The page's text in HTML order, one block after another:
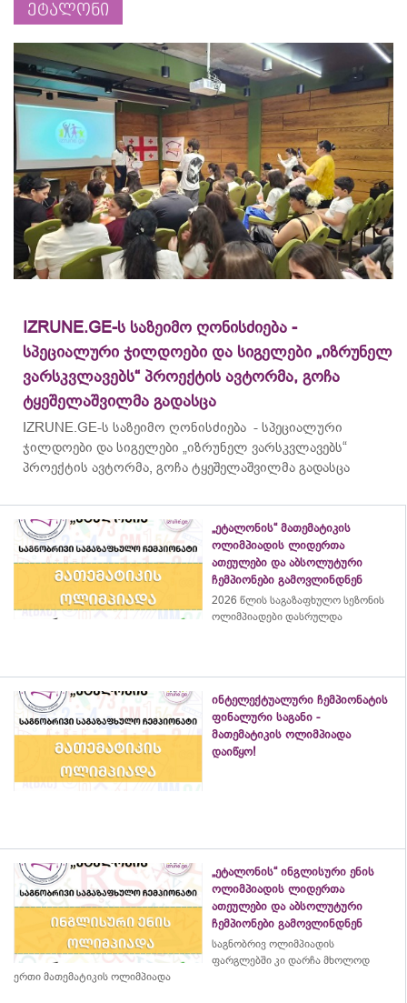
ეტალონი
IZRUNE.GE-ს საზეიმო ღონისძიება -
სპეციალური ჯილდოები და სიგელები „იზრუნელ
ვარსკვლავებს“ პროექტის ავტორმა, გოჩა
ტყეშელაშვილმა გადასცა
IZRUNE.GE-ს საზეიმო ღონისძიება - სპეციალური
ჯილდოები და სიგელები „იზრუნელ ვარსკვლავებს“
პროექტის ავტორმა, გოჩა ტყეშელაშვილმა გადასცა
„ეტალონის“ მათემატიკის
ოლიმპიადის ლიდერთა
ათეულები და აბსოლუტური
ჩემპიონები გამოვლინდნენ
2026 წლის საგაზაფხულო სეზონის
ოლიმპიადები დასრულდა
ინტელექტუალური ჩემპიონატის
ფინალური საგანი -
მათემატიკის ოლიმპიადა
დაიწყო!
„ეტალონის“ ინგლისური ენის
ოლიმპიადის ლიდერთა
ათეულები და აბსოლუტური
ჩემპიონები გამოვლინდნენ
საგნობრივ ოლიმპიადის
ფარგლებში კი დარჩა მხოლოდ
ერთი მათემატიკის ოლიმპიადა